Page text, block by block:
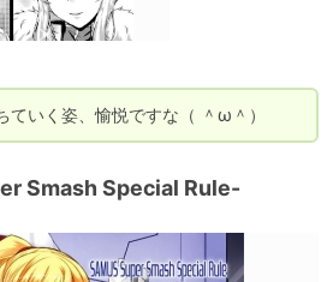
ていく姿、愉悦ですな（ ＾ω＾）
Smash Special Rule-